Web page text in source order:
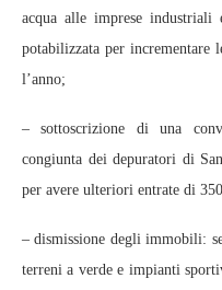
acqua alle imprese
potabilizzata per
l’anno;
– sottoscrizione di una
congiunta dei depuratori di
per avere ulteriori entrate di
– dismissione degli immobili:
terreni a verde e impianti